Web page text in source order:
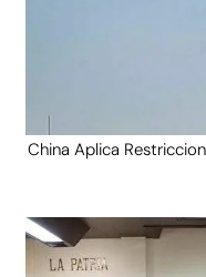
China Aplica